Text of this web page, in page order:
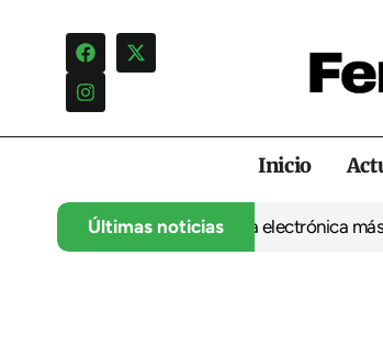
Inicio
Últimas noticias
abre la puerta a una electrónica más